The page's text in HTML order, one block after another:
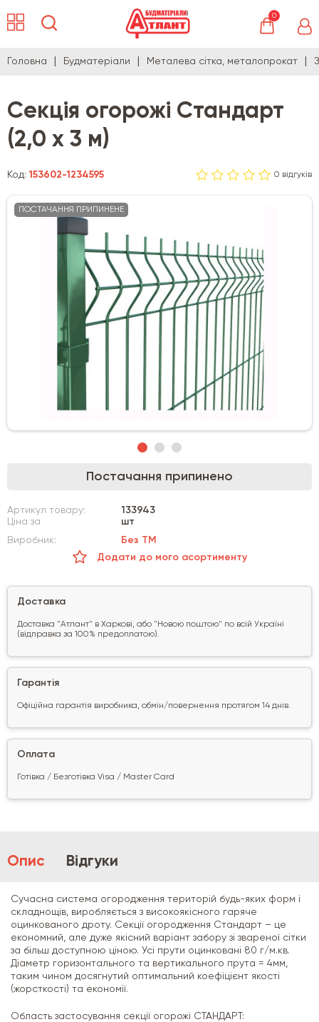
0
Головна Будматеріали Металева сітка, металопрокат
Секція огорожі Стандарт
(2,0 х 3 м)
Код:153602-1234595 0 відгуків
ПОСТАЧАННЯ ПРИПИНЕНЕ
Постачання припинено
Артикул товару:
133943
Ціна за
шт
Виробник:
Без ТМ
Додати до мого асортименту
Доставка
Доставка "Атлант" в Харкові, або "Новою поштою" по всій Україні
(відправка за 100% предоплатою).
Гарантія
Офіційна гарантія виробника, обмін/повернення протягом 14 днів.
Оплата
Готівка / Безготівка Visa / Master Card
Опис Відгуки
Сучасна система огородження територій будь-яких форм і
складнощів, виробляється з високоякісного гаряче
оцинкованого дроту. Секції огородження Стандарт – це
економний, але дуже якісний варіант забору зі звареної сітки
за більш доступною ціною. Усі прути оцинковані 80 г/м.кв.
Діаметр горизонтального та вертикального прута = 4мм,
таким чином досягнутий оптимальний коефіцієнт якості
(жорсткості) та економії.
Область застосування секції огорожі СТАНДАРТ: